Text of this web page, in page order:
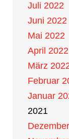
Juli 2022
Juni 2022
Mai 2022
April 2022
März
Februar
Januar
2021